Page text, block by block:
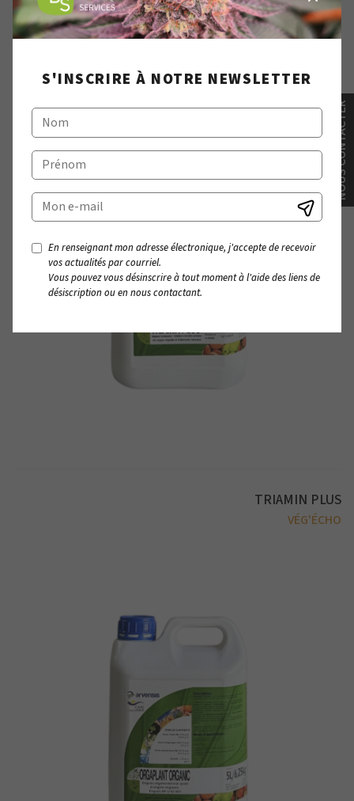
HUMIPOWER
TRIAMIN PLUS
VÉG'ÉCHO
S'INSCRIRE À NOTRE NEWSLETTER
En renseignant mon adresse électronique, j'accepte de recevoir
vos actualités par courriel.
Vous pouvez vous désinscrire à tout moment à l'aide des liens de
désiscription ou en nous contactant.
NOUS CONTACTER